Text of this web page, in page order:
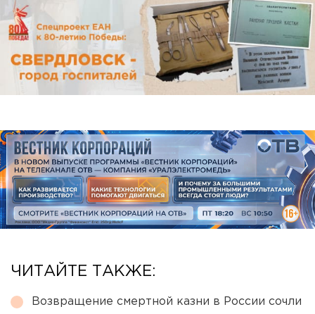
ЧИТАЙТЕ ТАКЖЕ:
Возвращение смертной казни в России сочли